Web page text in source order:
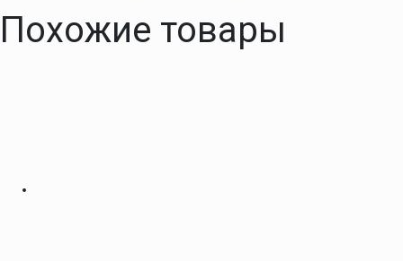
Похожие товары